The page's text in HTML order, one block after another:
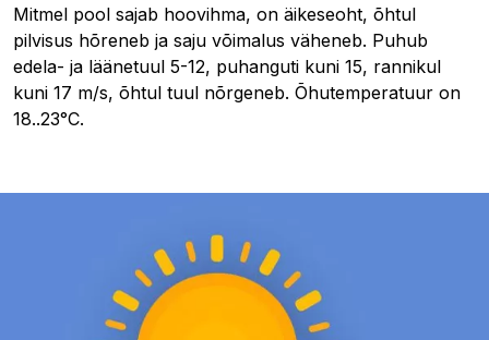
Mitmel pool sajab hoovihma, on äikeseoht, õhtul
pilvisus hõreneb ja saju võimalus väheneb. Puhub
edela- ja läänetuul 5-12, puhanguti kuni 15, rannikul
kuni 17 m/s, õhtul tuul nõrgeneb. Õhutemperatuur on
18..23°C.